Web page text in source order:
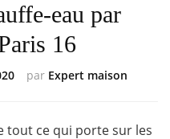
eau par
16
par Expert maison
tout ce qui porte sur les